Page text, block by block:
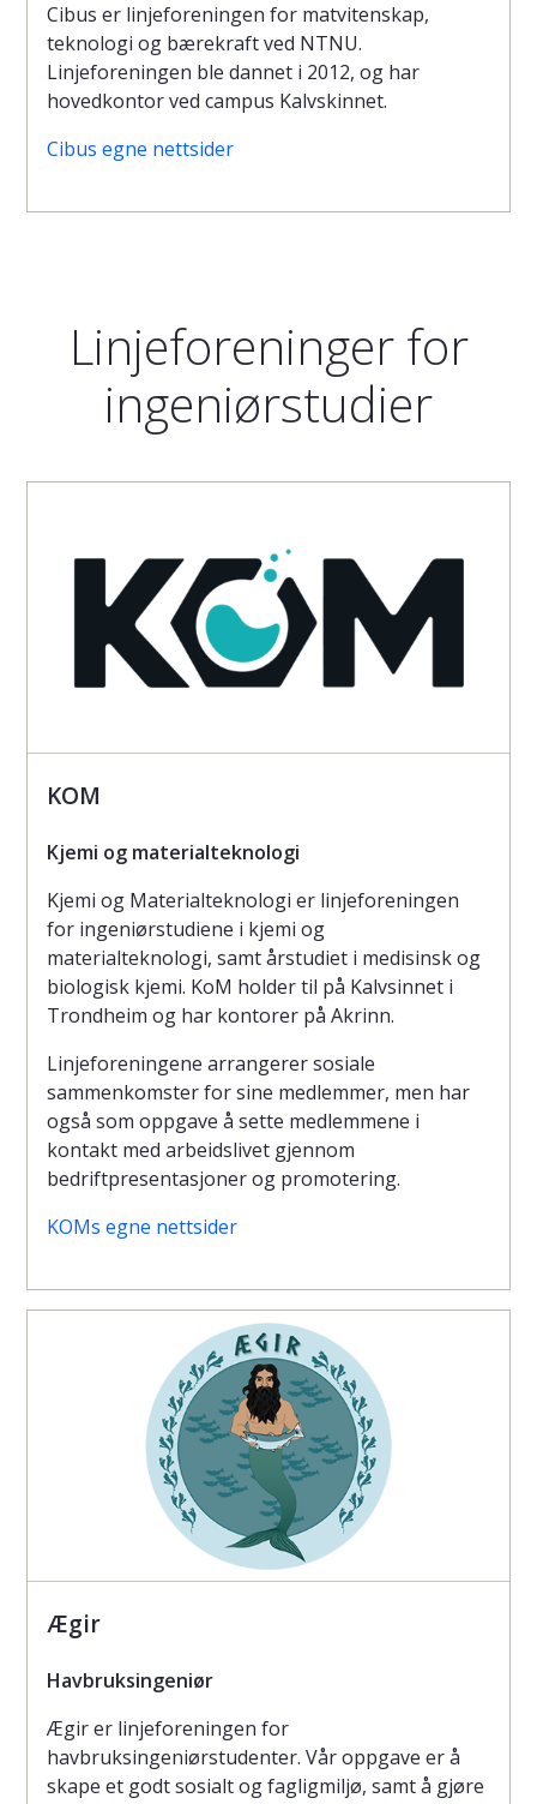
Cibus er linjeforeningen for matvitenskap,
teknologi og bærekraft ved NTNU.
Linjeforeningen ble dannet i 2012, og har
hovedkontor ved campus Kalvskinnet.
Cibus egne nettsider
Linjeforeninger for
ingeniørstudier
KOM
Kjemi og materialteknologi
Kjemi og Materialteknologi er linjeforeningen
for ingeniørstudiene i kjemi og
materialteknologi, samt årstudiet i medisinsk og
biologisk kjemi. KoM holder til på Kalvsinnet i
Trondheim og har kontorer på Akrinn.
Linjeforeningene arrangerer sosiale
sammenkomster for sine medlemmer, men har
også som oppgave å sette medlemmene i
kontakt med arbeidslivet gjennom
bedriftpresentasjoner og promotering.
KOMs egne nettsider
Ægir
Havbruksingeniør
Ægir er linjeforeningen for
havbruksingeniørstudenter. Vår oppgave er å
skape et godt sosialt og fagligmiljø, samt å gjøre